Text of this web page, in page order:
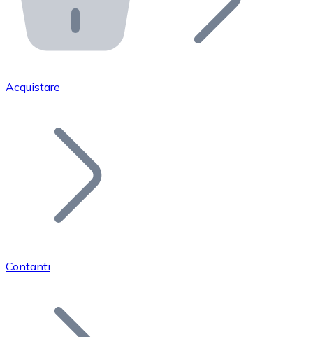
API Bitnovo
Integra la nostra API nel tuo ecosistema.
Unisciti alla nostra rete di rivenditori e
Aggiungi il token del tuo progetto al nostro servizio di
Bitcoin
Acquistare
Contanti